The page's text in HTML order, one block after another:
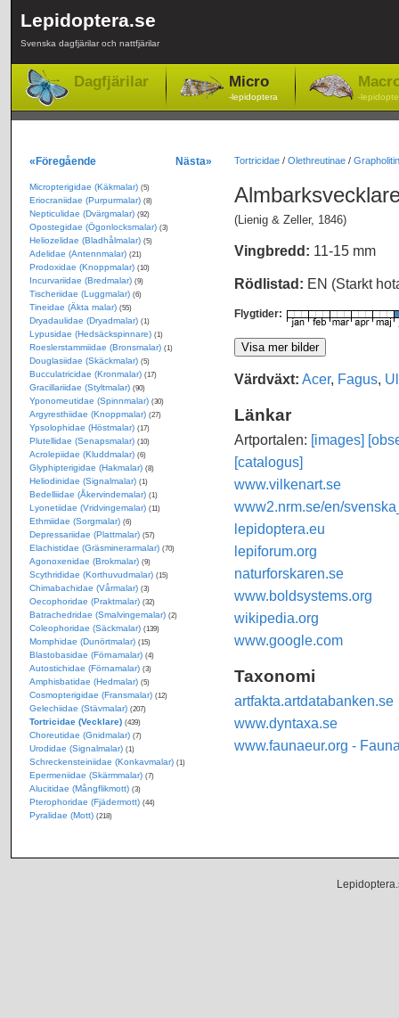
Lepidoptera.se
Svenska dagfjärilar och nattfjärilar
Dagfjärilar Micro
-lepidoptera -
Tortricidae/ Olethreutinae/
(Lienig & Zeller, 1846)
Vingbredd: 11-15 mm
Rödlistad: EN (Starkt
Flygtider:
Värdväxt: Acer, Fagus,
Länkar
Artportalen: [images]
[catalogus]
www.vilkenart.se
www2.nrm.se/en/
lepidoptera.eu
lepiforum.org
naturforskaren.se
www.boldsystems.org
wikipedia.org
www.google.com
Taxonomi
artfakta.artdatabanken.se
www.dyntaxa.se
www.faunaeur.org -
«Föregående Nästa»
Micropterigidae (Käkmalar) (5)
Eriocraniidae (Purpurmalar) (8)
Nepticulidae (Dvärgmalar) (92)
Opostegidae (Ögonlocksmalar) (3)
Heliozelidae (Bladhålmalar) (5)
Adelidae (Antennmalar) (21)
Prodoxidae (Knoppmalar) (10)
Incurvariidae (Bredmalar) (9)
Tischeriidae (Luggmalar) (6)
Tineidae (Äkta malar) (55)
Dryadaulidae (Dryadmalar) (1)
Lypusidae (Hedsäckspinnare) (1)
Roeslerstammiidae (Bronsmalar) (1)
Douglasiidae (Skäckmalar) (5)
Bucculatricidae (Kronmalar) (17)
Gracillariidae (Styltmalar) (90)
Yponomeutidae (Spinnmalar) (30)
Argyresthiidae (Knoppmalar) (27)
Ypsolophidae (Höstmalar) (17)
Plutellidae (Senapsmalar) (10)
Acrolepiidae (Kluddmalar) (6)
Glyphipterigidae (Hakmalar) (8)
Heliodinidae (Signalmalar) (1)
Bedelliidae (Åkervindemalar) (1)
Lyonetiidae (Vridvingemalar) (11)
Ethmiidae (Sorgmalar) (6)
Depressariidae (Plattmalar) (57)
Elachistidae (Gräsminerarmalar) (70)
Agonoxenidae (Brokmalar) (9)
Scythrididae (Korthuvudmalar) (15)
Chimabachidae (Vårmalar) (3)
Oecophoridae (Praktmalar) (32)
Batrachedridae (Smalvingemalar) (2)
Coleophoridae (Säckmalar) (139)
Momphidae (Dunörtmalar) (15)
Blastobasidae (Förnamalar) (4)
Autostichidae (Förnamalar) (3)
Amphisbatidae (Hedmalar) (5)
Cosmopterigidae (Fransmalar) (12)
Gelechiidae (Stävmalar) (207)
Tortricidae (Vecklare) (439)
Choreutidae (Gnidmalar) (7)
Urodidae (Signalmalar) (1)
Schreckensteiniidae (Konkavmalar) (1)
Epermeniidae (Skärmmalar) (7)
Alucitidae (Mångflikmott) (3)
Pterophoridae (Fjädermott) (44)
Pyralidae (Mott) (218)